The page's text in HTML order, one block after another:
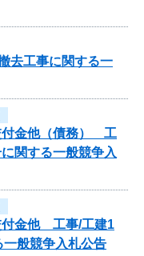
去工事に関する一
付金他（債務） 工
関する一般競争入
付金他 工事/工建1
般競争入札公告